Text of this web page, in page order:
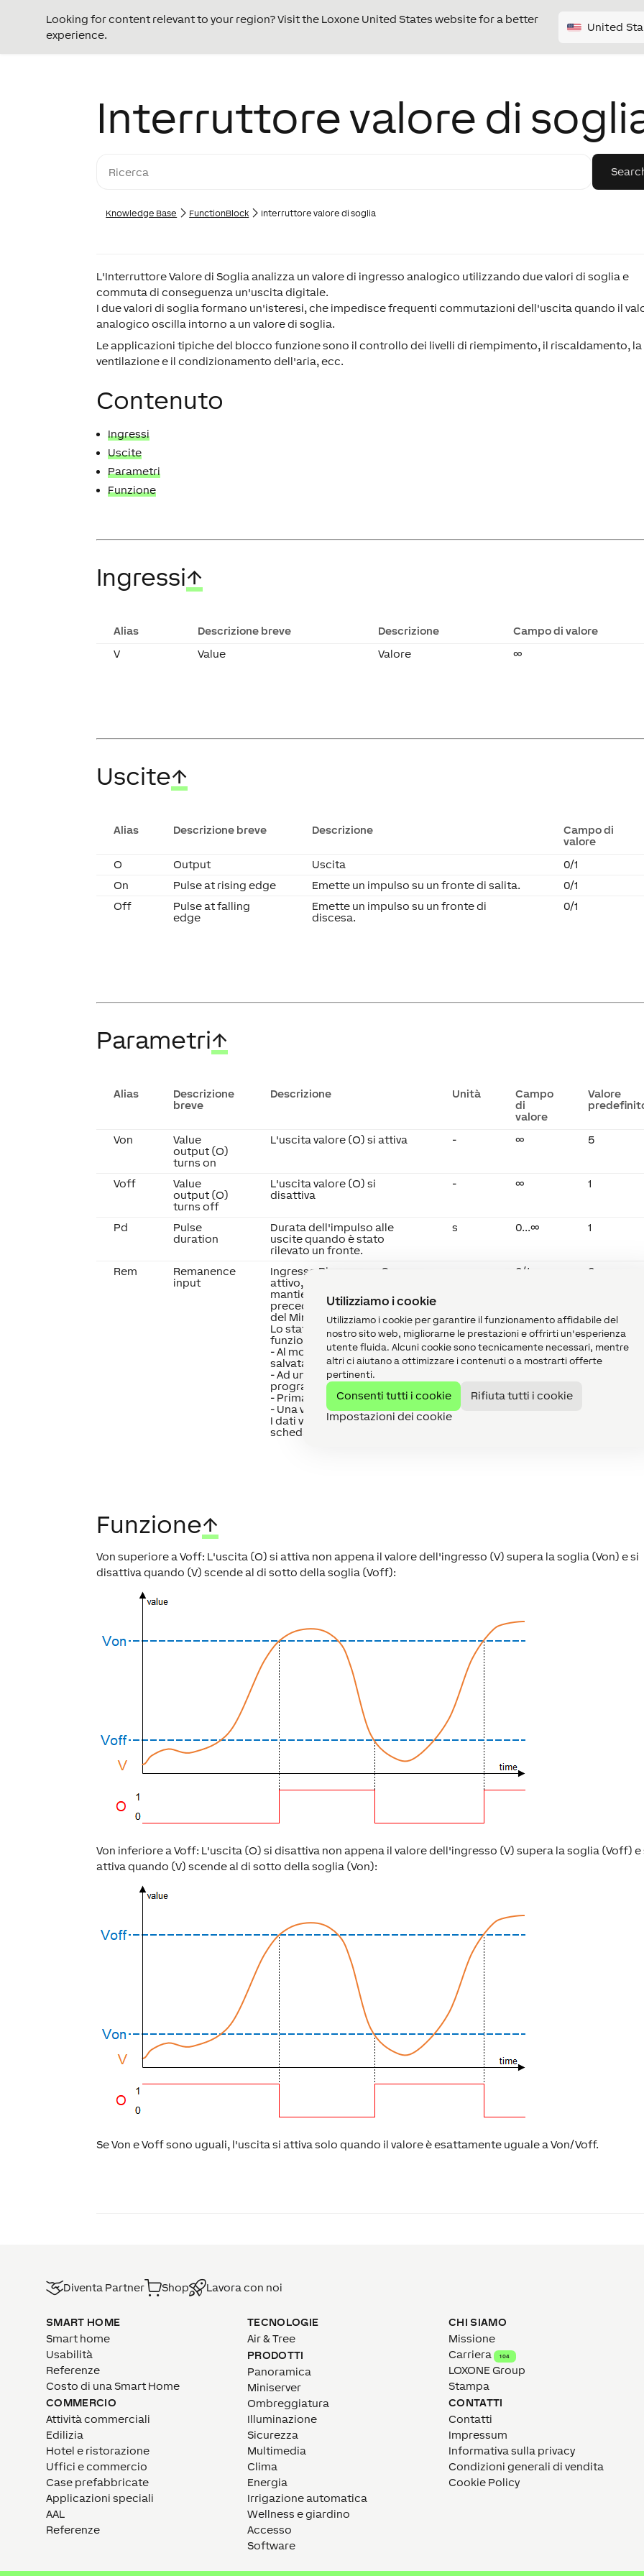
Utilizziamo i cookie
Utilizziamo i cookie per garantire il funzionamento affidabile del
nostro sito web, migliorarne le prestazioni e offrirti un'esperienza
utente fluida. Alcuni cookie sono tecnicamente necessari, mentre
altri ci aiutano a ottimizzare i contenuti o a mostrarti offerte
pertinenti.
Consenti tutti i cookie
Rifiuta tutti i cookie
Impostazioni dei cookie
Looking for content relevant to your region? Visit the Loxone United States website for a better
experience.
United
Interruttore valore di
Knowledge Base FunctionBlock Interruttore valore di soglia
L'Interruttore Valore di Soglia analizza un valore di ingresso analogico utilizzando due valori di soglia e
commuta di conseguenza un'uscita digitale.
I due valori di soglia formano un'isteresi, che impedisce frequenti commutazioni dell'uscita quando il
analogico oscilla intorno a un valore di soglia.
Le applicazioni tipiche del blocco funzione sono il controllo dei livelli di riempimento, il riscaldamento, la
ventilazione e il condizionamento dell'aria, ecc.
Contenuto
Ingressi
Uscite
Parametri
Funzione
Ingressi↑
Alias Descrizione breve Descrizione
Campo di valore
V
Value Valore ∞
Uscite↑
Alias Descrizione breve Descrizione
Campo di
valore
O
Output Uscita
0/1
On
Pulse at rising edge Emette un impulso su un fronte di salita.
0/1
Off
Pulse at falling
edge
Emette un impulso su un fronte di
discesa.
0/1
Parametri↑
Alias
Descrizione
breve
Descrizione Unità
Campo
di
valore
Valore
Von
Value
output (O)
turns on
L'uscita valore (O) si attiva - ∞ 5
Voff
Value
output (O)
turns off
L'uscita valore (O) si
disattiva
- ∞ 1
Pd
Pulse
duration
Durata dell'impulso alle
uscite quando è stato
rilevato un fronte.
s 0...∞ 1
Rem
Remanence
input
Ingresso Rimanenza: Se
attivo, il blocco funzione
mantiene lo stato
precedente dopo un riavvio
del Miniserver.
Lo stato del blocco
funzione viene salvato:
- Al momento del
salvataggio nel Miniserver
- Ad un riavvio
programmato
- Prima di un backup
- Una volta all'ora
I dati vengono salvati sulla
scheda SD.
0/1 0
Funzione↑
Von superiore a Voff: L'uscita (O) si attiva non appena il valore dell'ingresso (V) supera la soglia (Von) e si
disattiva quando (V) scende al di sotto della soglia (Voff):
Von inferiore a Voff: L'uscita (O) si disattiva non appena il valore dell'ingresso (V) supera la soglia (Voff) e
attiva quando (V) scende al di sotto della soglia (Von):
Se Von e Voff sono uguali, l'uscita si attiva solo quando il valore è esattamente uguale a Von/Voff.
Diventa Partner Shop Lavora con noi
SMART HOME
Smart home
Usabilità
Referenze
Costo di una Smart Home
COMMERCIO
Attività commerciali
Edilizia
Hotel e ristorazione
Uffici e commercio
Case prefabbricate
Applicazioni speciali
AAL
Referenze
TECNOLOGIE
Air & Tree
PRODOTTI
Panoramica
Miniserver
Ombreggiatura
Illuminazione
Sicurezza
Multimedia
Clima
Energia
Irrigazione automatica
Wellness e giardino
Accesso
Software
CHI SIAMO
Missione
Carriera
104
LOXONE Group
Stampa
CONTATTI
Contatti
Impressum
Informativa sulla privacy
Condizioni generali di vendita
Cookie Policy